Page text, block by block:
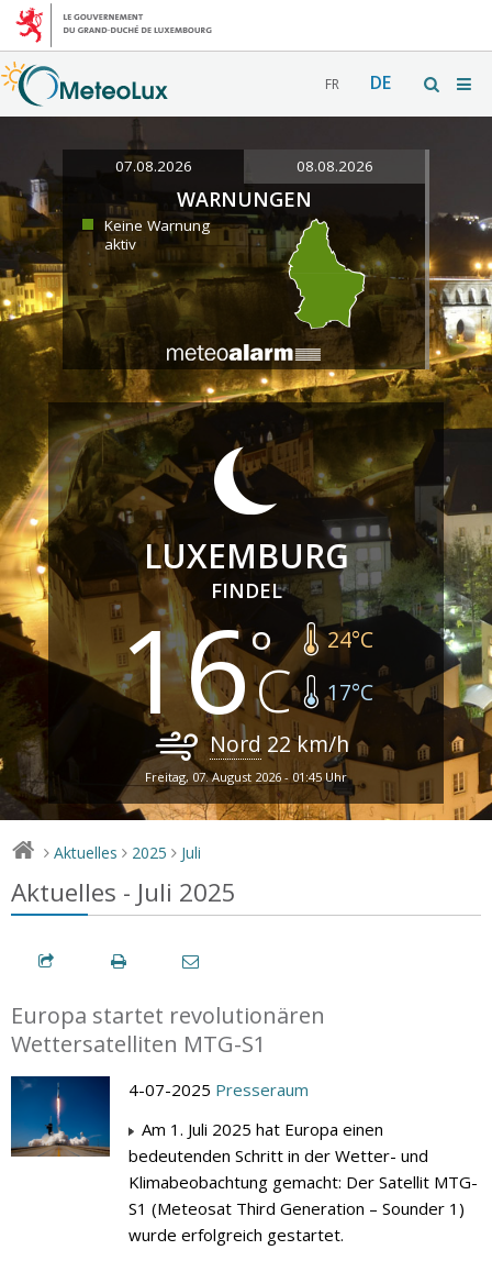
FR DE
07.08.2026 08.08.2026
WARNUNGEN
Keine Warnung
aktiv
LUXEMBURG
FINDEL
16 24°C
17°C
Nord 22km/h
Freitag, 07. August 2026 - 01:45 Uhr
> Aktuelles > 2025 > Juli
Aktuelles - Juli 2025
Europa startet revolutionären
Wettersatelliten MTG-S1
4-07-2025 Presseraum
Am 1. Juli 2025 hat Europa einen
bedeutenden Schritt in der Wetter- und
Klimabeobachtung gemacht: Der Satellit MTG-
S1 (Meteosat Third Generation – Sounder 1)
wurde erfolgreich gestartet.